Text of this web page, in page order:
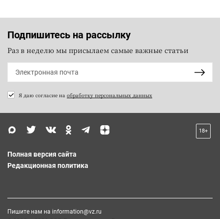
Подпишитесь на рассылку
Раз в неделю мы присылаем самые важные статьи
Я даю согласие на обработку персональных данных
18+
Полная версия сайта
Редакционная политика
Пишите нам на information@vz.ru